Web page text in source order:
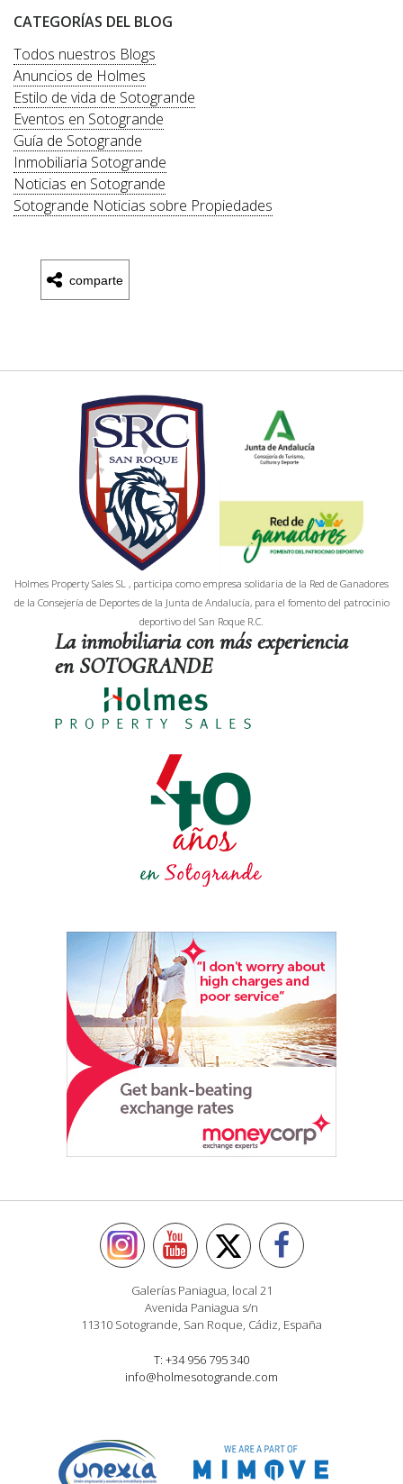
CATEGORÍAS DEL BLOG
Todos nuestros Blogs
Anuncios de Holmes
Estilo de vida de Sotogrande
Eventos en Sotogrande
Guía de Sotogrande
Inmobiliaria Sotogrande
Noticias en Sotogrande
Sotogrande Noticias sobre Propiedades
comparte
La inmobiliaria con más experiencia
en SOTOGRANDE
Holmes Property Sales SL , participa como empresa solidaria de la Red de Ganadores
de la Consejería de Deportes de la Junta de Andalucía, para el fomento del patrocinio
deportivo del San Roque R.C.
Galerías Paniagua, local 21
Avenida Paniagua s/n
11310 Sotogrande, San Roque, Cádiz, España
T: +34 956 795 340
info@holmesotogrande.com